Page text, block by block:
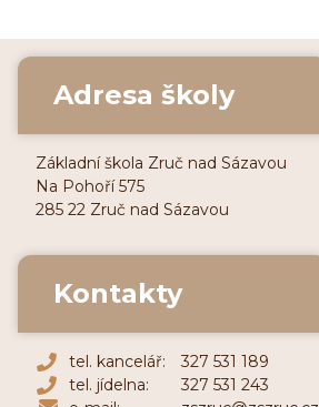
Adresa školy
Základní škola Zruč nad Sázavou
Na Pohoří 575
285 22 Zruč nad Sázavou
Kontakty
tel. kancelář:
327 531 189
tel. jídelna:
327 531 243